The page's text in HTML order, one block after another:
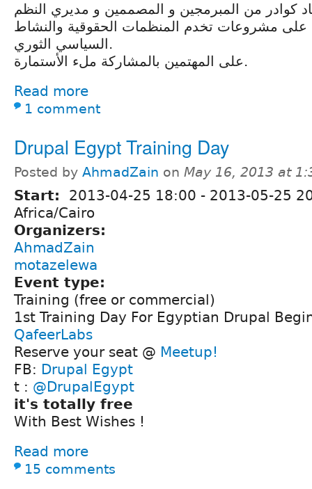
كوادر من المبرمجين و المصممين و مديري النظم
على مشروعات تخدم المنظمات الحقوقية والنشاط
السياسي الثوري.
على المهتمين بالمشاركة ملء اﻷستمارة.
Read more
1 comment
Drupal Egypt Training Day
Posted by AhmadZain on May 16, 2013 at
Start: 2013-04-25 18:00 - 2013-05-25
Africa/Cairo
Organizers:
AhmadZain
motazelewa
Event type:
Training (free or commercial)
1st Training Day For Egyptian Drupal
QafeerLabs
Reserve your seat @ Meetup!
FB: Drupal Egypt
t : @DrupalEgypt
it's totally free
With Best Wishes !
Read more
15 comments